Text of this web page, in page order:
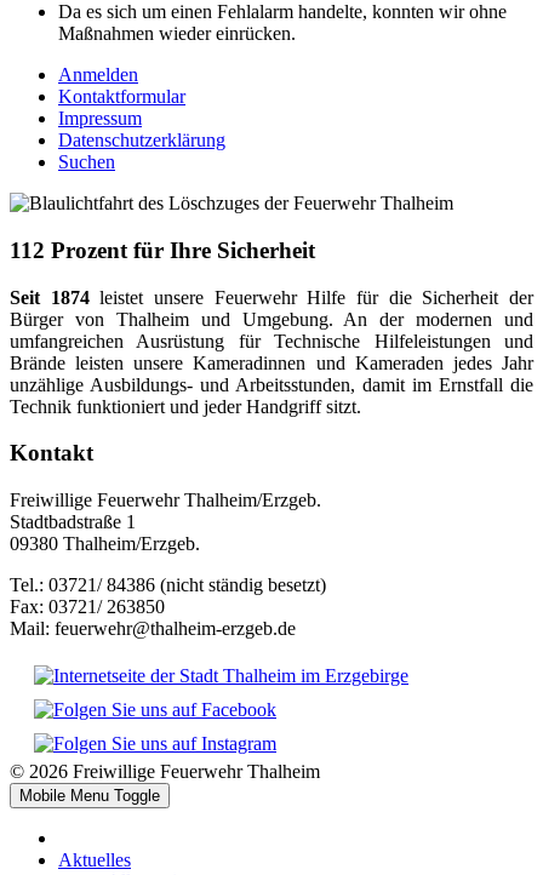
Da es sich um einen Fehlalarm handelte, konnten wir ohne
Maßnahmen wieder einrücken.
Anmelden
Kontaktformular
Impressum
Datenschutzerklärung
Suchen
112 Prozent für Ihre Sicherheit
Seit 1874leistet unsere Feuerwehr Hilfe für die Sicherheit der
Bürger von Thalheim und Umgebung. An der modernen und
umfangreichen Ausrüstung für Technische Hilfeleistungen und
Brände leisten unsere Kameradinnen und Kameraden jedes Jahr
unzählige Ausbildungs- und Arbeitsstunden, damit im Ernstfall die
Technik funktioniert und jeder Handgriff sitzt.
Kontakt
Freiwillige Feuerwehr Thalheim/Erzgeb.
Stadtbadstraße 1
09380 Thalheim/Erzgeb.
Tel.: 03721/ 84386 (nicht ständig besetzt)
Fax: 03721/ 263850
Mail: feuerwehr@thalheim-erzgeb.de
© 2026 Freiwillige Feuerwehr Thalheim
Mobile Menu Toggle
Aktuelles